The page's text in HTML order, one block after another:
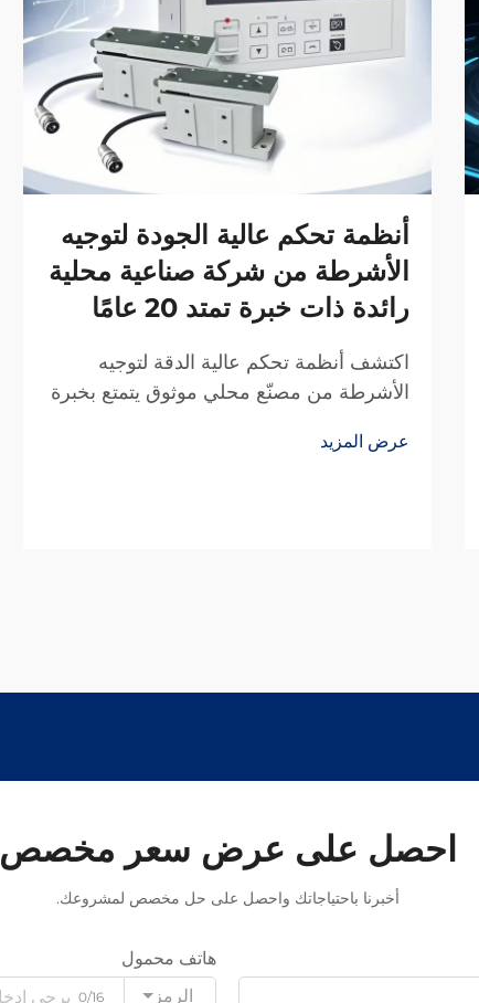
أنظمة تحكم عالية الجودة لتوجيه
الأشرطة من شركة صناعية محلية
رائدة ذات خبرة تمتد 20 عامًا
اكتشف أنظمة تحكم عالية الدقة لتوجيه
الأشرطة من مصنّع محلي موثوق يتمتع بخبرة
وعزز الكفاءة، وضمان الموثوقية. اطلب عرض
عرض المزيد
احصل على عرض سعر مخصص
أخبرنا باحتياجاتك واحصل على حل مخصص لمشروعك.
هاتف محمول
الرمز
0/16